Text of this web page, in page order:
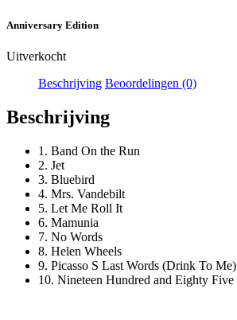
Anniversary Edition
Uitverkocht
Beschrijving Beoordelingen (0)
Beschrijving
1. Band On the Run
2. Jet
3. Bluebird
4. Mrs. Vandebilt
5. Let Me Roll It
6. Mamunia
7. No Words
8. Helen Wheels
9. Picasso S Last Words (Drink To Me)
10. Nineteen Hundred and Eighty Five